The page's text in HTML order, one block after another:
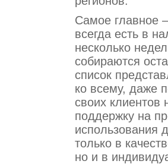
Самое главное
всегда есть в
несколько
собираются
список
ко всему, даже
своих клиентов
поддержку на
использования
только в
но и в